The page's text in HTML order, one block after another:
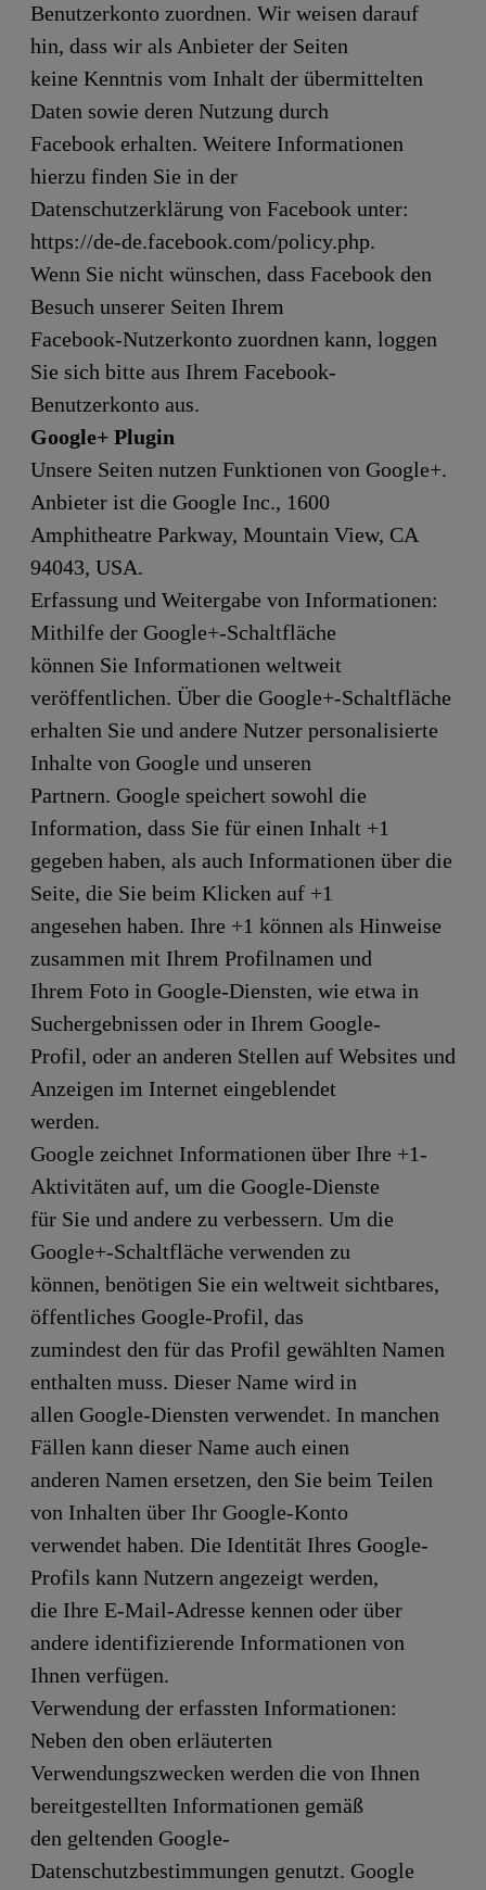
Benutzerkonto zuordnen. Wir weisen darauf
hin, dass wir als Anbieter der Seiten
keine Kenntnis vom Inhalt der übermittelten
Daten sowie deren Nutzung durch
Facebook erhalten. Weitere Informationen
hierzu finden Sie in der
Datenschutzerklärung von Facebook unter:
https://de-de.facebook.com/policy.php.
Wenn Sie nicht wünschen, dass Facebook den
Besuch unserer Seiten Ihrem
Facebook-Nutzerkonto zuordnen kann, loggen
Sie sich bitte aus Ihrem Facebook-
Benutzerkonto aus.
Google+ Plugin
Unsere Seiten nutzen Funktionen von Google+.
Anbieter ist die Google Inc., 1600
Amphitheatre Parkway, Mountain View, CA
94043, USA.
Erfassung und Weitergabe von Informationen:
Mithilfe der Google+-Schaltfläche
können Sie Informationen weltweit
veröffentlichen. Über die Google+-Schaltfläche
erhalten Sie und andere Nutzer personalisierte
Inhalte von Google und unseren
Partnern. Google speichert sowohl die
Information, dass Sie für einen Inhalt +1
gegeben haben, als auch Informationen über die
Seite, die Sie beim Klicken auf +1
angesehen haben. Ihre +1 können als Hinweise
zusammen mit Ihrem Profilnamen und
Ihrem Foto in Google-Diensten, wie etwa in
Suchergebnissen oder in Ihrem Google-
Profil, oder an anderen Stellen auf Websites und
Anzeigen im Internet eingeblendet
werden.
Google zeichnet Informationen über Ihre +1-
Aktivitäten auf, um die Google-Dienste
für Sie und andere zu verbessern. Um die
Google+-Schaltfläche verwenden zu
können, benötigen Sie ein weltweit sichtbares,
öffentliches Google-Profil, das
zumindest den für das Profil gewählten Namen
enthalten muss. Dieser Name wird in
allen Google-Diensten verwendet. In manchen
Fällen kann dieser Name auch einen
anderen Namen ersetzen, den Sie beim Teilen
von Inhalten über Ihr Google-Konto
verwendet haben. Die Identität Ihres Google-
Profils kann Nutzern angezeigt werden,
die Ihre E-Mail-Adresse kennen oder über
andere identifizierende Informationen von
Ihnen verfügen.
Verwendung der erfassten Informationen:
Neben den oben erläuterten
Verwendungszwecken werden die von Ihnen
bereitgestellten Informationen gemäß
den geltenden Google-
Datenschutzbestimmungen genutzt. Google